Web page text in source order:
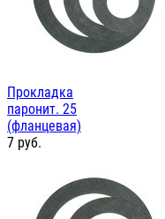
Прокладка
паронит. 25
(фланцевая)
7 руб.